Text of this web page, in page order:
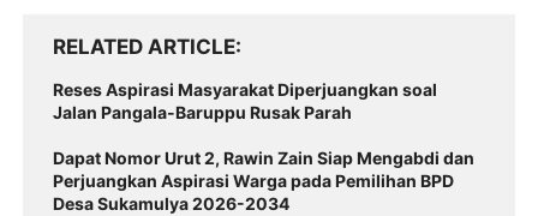
RELATED ARTICLE
Reses Aspirasi Masyarakat Diperjuangkan soal
Jalan Pangala-Baruppu Rusak Parah
Dapat Nomor Urut 2, Rawin Zain Siap Mengabdi dan
Perjuangkan Aspirasi Warga pada Pemilihan BPD
Desa Sukamulya 2026-2034